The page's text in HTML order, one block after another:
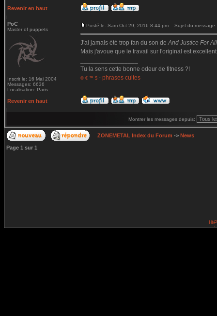
Revenir en haut
PoC
Master of puppets
Inscrit le: 16 Mai 2004
Messages: 6636
Localisation: Paris
Posté le: Sam Oct 29, 2016 8:44 pm Sujet du message:
J'ai jamais été trop fan du son deAnd Justice For
Mais j'avoue que le travail sur l'original est
Tu la sens cette bonne odeur de fitness ?!
© € ™ $ - phrases cultes
Revenir en haut
Montrer les messages depuis:
ZONEMETAL Index du Forum -> News
Page 1 sur 1